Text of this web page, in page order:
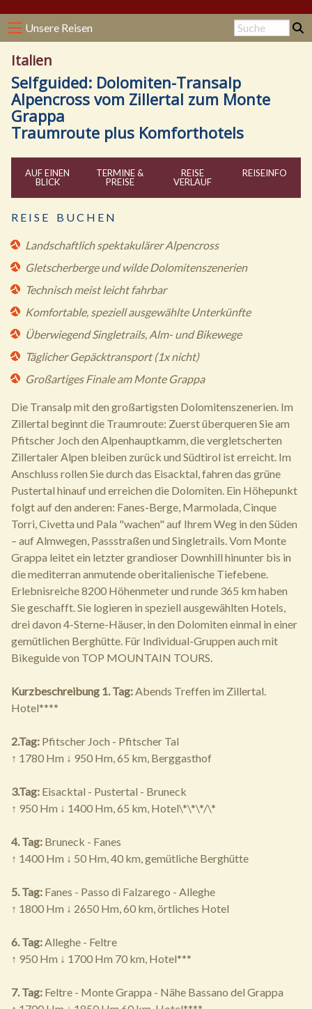
Unsere Reisen
Italien
Selfguided: Dolomiten-Transalp
Alpencross vom Zillertal zum Monte
Grappa
Traumroute plus Komforthotels
AUF EINEN
BLICK
TERMINE &
PREISE
REISE
VERLAUF
REISEINFO
R E I S E B U C H E N
Landschaftlich spektakulärer Alpencross
Gletscherberge und wilde Dolomitenszenerien
Technisch meist leicht fahrbar
Komfortable, speziell ausgewählte Unterkünfte
Überwiegend Singletrails, Alm- und Bikewege
Täglicher Gepäcktransport (1x nicht)
Großartiges Finale am Monte Grappa
Die Transalp mit den großartigsten Dolomitenszenerien. Im
Zillertal beginnt die Traumroute: Zuerst überqueren Sie am
Pfitscher Joch den Alpenhauptkamm, die vergletscherten
Zillertaler Alpen bleiben zurück und Südtirol ist erreicht. Im
Anschluss rollen Sie durch das Eisacktal, fahren das grüne
Pustertal hinauf und erreichen die Dolomiten. Ein Höhepunkt
folgt auf den anderen: Fanes-Berge, Marmolada, Cinque
Torri, Civetta und Pala "wachen" auf Ihrem Weg in den Süden
– auf Almwegen, Passstraßen und Singletrails. Vom Monte
Grappa leitet ein letzter grandioser Downhill hinunter bis in
die mediterran anmutende oberitalienische Tiefebene.
Erlebnisreiche 8200 Höhenmeter und runde 365 km haben
Sie geschafft. Sie logieren in speziell ausgewählten Hotels,
drei davon 4-Sterne-Häuser, in den Dolomiten einmal in einer
gemütlichen Berghütte. Für Individual-Gruppen auch mit
Bikeguide von TOP MOUNTAIN TOURS.
Kurzbeschreibung 1. Tag:Abends Treffen im Zillertal.
Hotel****
2.Tag: Pfitscher Joch - Pfitscher Tal
↑ 1780 Hm ↓ 950 Hm, 65 km, Berggasthof
3.Tag: Eisacktal - Pustertal - Bruneck
↑ 950 Hm ↓ 1400 Hm, 65 km, Hotel\*\*\*/\*
4. Tag: Bruneck - Fanes
↑ 1400 Hm ↓ 50 Hm, 40 km, gemütliche Berghütte
5. Tag: Fanes - Passo di Falzarego - Alleghe
↑ 1800 Hm ↓ 2650 Hm, 60 km, örtliches Hotel
6. Tag:Alleghe - Feltre
↑ 950 Hm ↓ 1700 Hm 70 km, Hotel***
7. Tag: Feltre - Monte Grappa - Nähe Bassano del Grappa